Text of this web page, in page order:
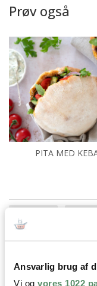
Ansvarlig brug af
Vi og vores 1022
Prøv også
PITA MED
Rodfrugter